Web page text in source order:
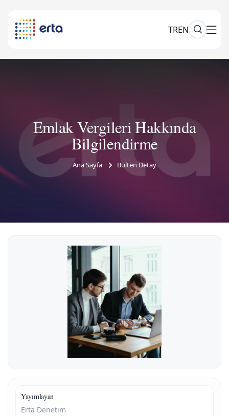
TREN
Emlak Vergileri Hakkında
Bilgilendirme
Ana Sayfa Bülten Detay
Yayımlayan
Erta Denetim